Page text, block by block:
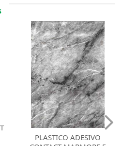
PLASTICO ADESIVO